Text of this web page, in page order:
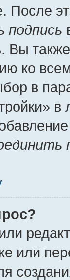
После
подпись
Вы
ко
в
или